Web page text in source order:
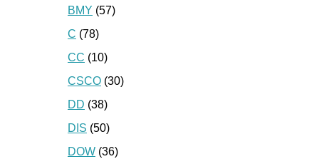
BMY (57)
C (78)
CC (10)
CSCO (30)
DD (38)
DIS (50)
DOW (36)